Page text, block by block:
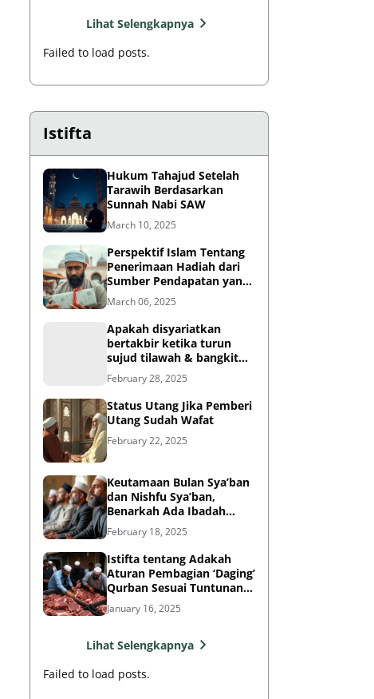
Lihat Selengkapnya
Failed to load posts.
Istifta
Hukum Tahajud Setelah
Tarawih Berdasarkan
Sunnah Nabi SAW
March 10, 2025
Perspektif Islam Tentang
Penerimaan Hadiah dari
Sumber Pendapatan yang
Tidak Halal
March 06, 2025
Apakah disyariatkan
bertakbir ketika turun
sujud tilawah & bangkit
dari sujud tilawah yang
dilakukan dalam shalat?
February 28, 2025
Status Utang Jika Pemberi
Utang Sudah Wafat
February 22, 2025
Keutamaan Bulan Sya’ban
dan Nishfu Sya’ban,
Benarkah Ada Ibadah
Khusus?
February 18, 2025
Istifta tentang Adakah
Aturan Pembagian ‘Daging’
Qurban Sesuai Tuntunan
Rasulullah?
January 16, 2025
Lihat Selengkapnya
Failed to load posts.